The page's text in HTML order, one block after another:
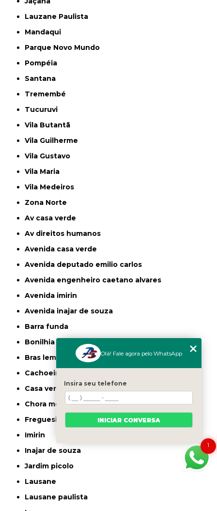
Lauzane Paulista
Mandaqui
Parque Novo Mundo
Pompéia
Santana
Tremembé
Tucuruvi
Vila Butantã
Vila Guilherme
Vila Gustavo
Vila Maria
Vila Medeiros
Zona Norte
av casa verde
av direitos humanos
avenida casa verde
avenida deputado emilio carlos
avenida engenheiro caetano alvares
avenida imirin
avenida inajar de souza
barra funda
bonilhia
bras leme
cachoeirinha
casa verde
chora menino
freguesia do ó
imirin
inajar de souza
jardim picolo
lausane
lausane paulista
1
Olá! Fale agora pelo WhatsApp
Insira seu telefone
INICIAR CONVERSA